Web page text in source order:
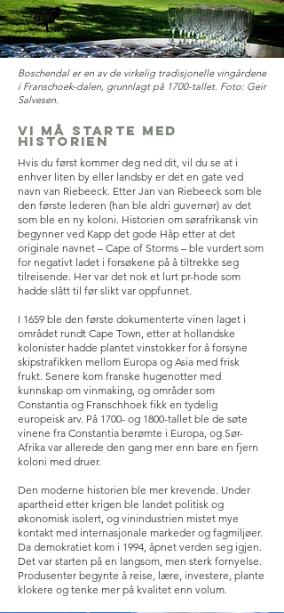
Boschendal er en av de virkelig tradisjonelle vingårdene
i Franschoek-dalen, grunnlagt på 1700-tallet. Foto: Geir
Salvesen.
Vi må starte med
historien
Hvis du først kommer deg ned dit, vil du se at i
enhver liten by eller landsby er det en gate ved
navn van Riebeeck. Etter Jan van Riebeeck som ble
den første lederen (han ble aldri guvernør) av det
som ble en ny koloni. Historien om sørafrikansk vin
begynner ved Kapp det gode Håp etter at det
originale navnet – Cape of Storms – ble vurdert som
for negativt ladet i forsøkene på å tiltrekke seg
tilreisende. Her var det nok et lurt pr-hode som
hadde slått til før slikt var oppfunnet.
I 1659 ble den første dokumenterte vinen laget i
området rundt Cape Town, etter at hollandske
kolonister hadde plantet vinstokker for å forsyne
skipstrafikken mellom Europa og Asia med frisk
frukt. Senere kom franske hugenotter med
kunnskap om vinmaking, og områder som
Constantia og Franschhoek fikk en tydelig
europeisk arv. På 1700- og 1800-tallet ble de søte
vinene fra Constantia berømte i Europa, og Sør-
Afrika var allerede den gang mer enn bare en fjern
koloni med druer.
Den moderne historien ble mer krevende. Under
apartheid etter krigen ble landet politisk og
økonomisk isolert, og vinindustrien mistet mye
kontakt med internasjonale markeder og fagmiljøer.
Da demokratiet kom i 1994, åpnet verden seg igjen.
Det var starten på en langsom, men sterk fornyelse.
Produsenter begynte å reise, lære, investere, plante
klokere og tenke mer på kvalitet enn volum.